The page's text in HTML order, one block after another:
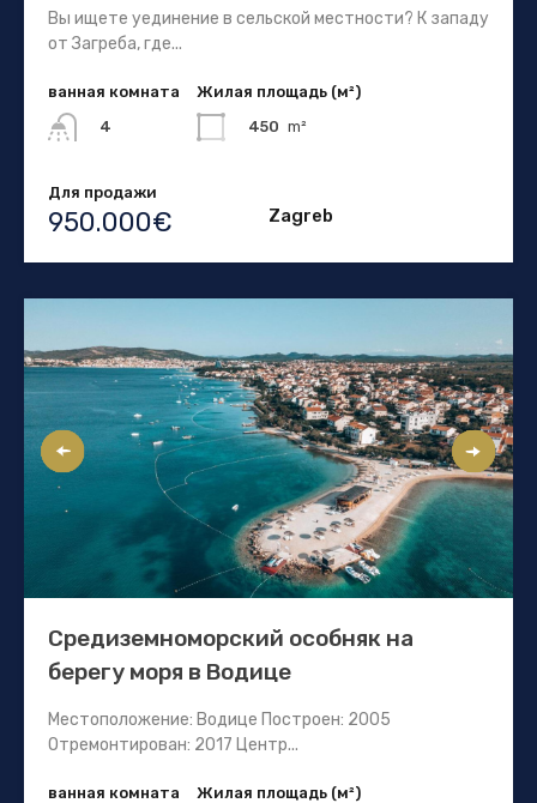
Вы ищете уединение в сельской местности? К западу
от Загреба, где...
ванная комната
4
Жилая площадь (м²)
450 m²
Для продажи
950.000€ Zagreb
Средиземноморский особняк на
берегу моря в Водице
Местоположение: Водице Построен: 2005
Отремонтирован: 2017 Центр...
ванная комната
Жилая площадь (м²)